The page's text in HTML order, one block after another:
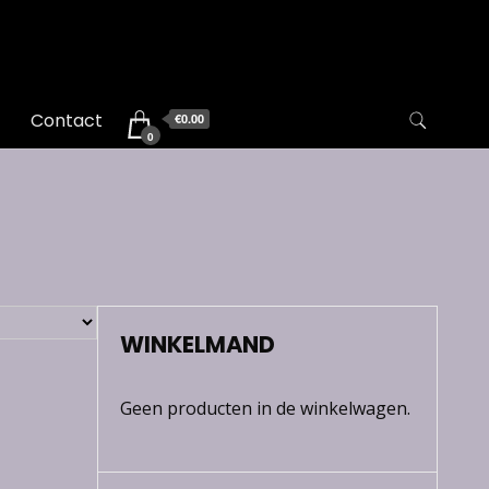
Contact
0
€0.00
WINKELMAND
Geen producten in de winkelwagen.